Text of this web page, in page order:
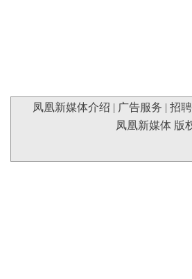
凤凰新媒体介绍 | 广告服务 | 招
凤凰新媒体 版